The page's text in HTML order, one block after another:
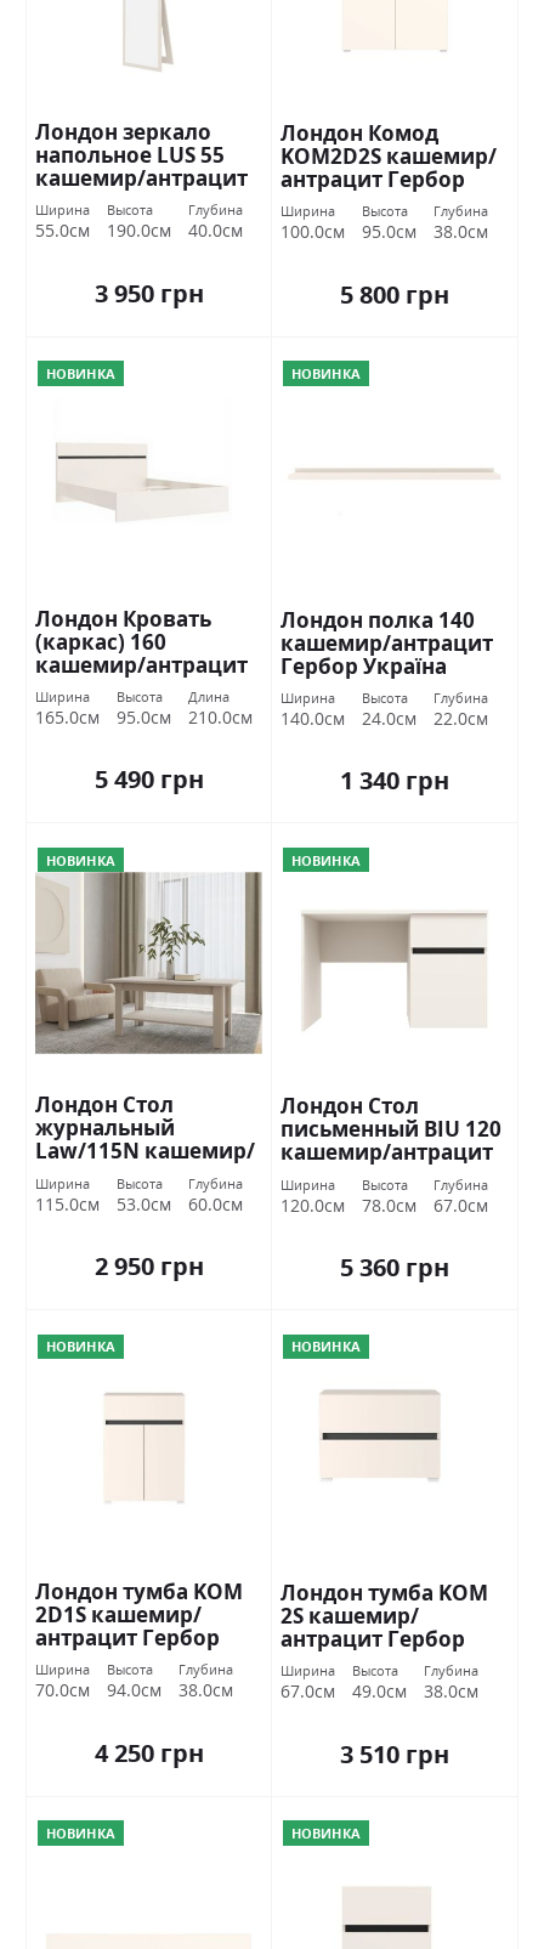
Лондон зеркало
напольное LUS 55
кашемир/антрацит
Гербор Україна
Ширина
55.0см
Высота
190.0см
Глубина
40.0см
3 950 грн
Лондон Комод
KOM2D2S кашемир/
антрацит Гербор
Ширина
100.0см
Высота
95.0см
Глубина
38.0см
5 800 грн
НОВИНКА
Лондон Кровать
(каркас) 160
кашемир/антрацит
Гербор Україна
Ширина
165.0см
Высота
95.0см
Длина
210.0см
5 490 грн
НОВИНКА
Лондон полка 140
кашемир/антрацит
Гербор Україна
Ширина
140.0см
Высота
24.0см
Глубина
22.0см
1 340 грн
НОВИНКА
Лондон Стол
журнальный
Law/115N кашемир/
антрацит Гербор
Україна
Ширина
115.0см
Высота
53.0см
Глубина
60.0см
2 950 грн
НОВИНКА
Лондон Стол
письменный BIU 120
кашемир/антрацит
Гербор Україна
Ширина
120.0см
Высота
78.0см
Глубина
67.0см
5 360 грн
НОВИНКА
Лондон тумба KOM
2D1S кашемир/
антрацит Гербор
Україна
Ширина
70.0см
Высота
94.0см
Глубина
38.0см
4 250 грн
НОВИНКА
Лондон тумба KOM
2S кашемир/
антрацит Гербор
Україна
Ширина
67.0см
Высота
49.0см
Глубина
38.0см
3 510 грн
НОВИНКА НОВИНКА